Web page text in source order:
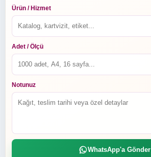
Ürün / Hizmet
Adet / Ölçü
Notunuz
WhatsApp'a Gönder